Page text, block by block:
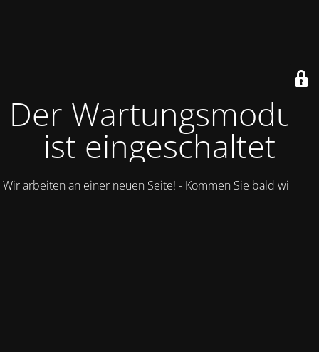
Der Wartungsmodus
ist eingeschaltet
Wir arbeiten an einer neuen Seite! - Kommen Sie bald wieder.